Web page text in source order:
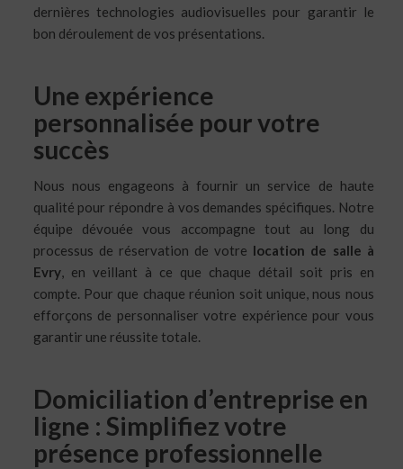
dernières technologies audiovisuelles pour garantir le
bon déroulement de vos présentations.
Une expérience
personnalisée pour votre
succès
Nous nous engageons à fournir un service de haute
qualité pour répondre à vos demandes spécifiques. Notre
équipe dévouée vous accompagne tout au long du
processus de réservation de votre location de salle à
Evry, en veillant à ce que chaque détail soit pris en
compte. Pour que chaque réunion soit unique, nous nous
efforçons de personnaliser votre expérience pour vous
garantir une réussite totale.
Domiciliation d’entreprise en
ligne : Simplifiez votre
présence professionnelle